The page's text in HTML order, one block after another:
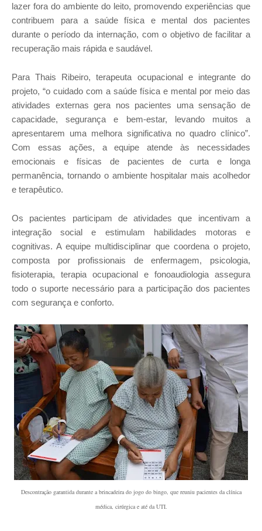
lazer fora do ambiente do leito, promovendo experiências que
contribuem para a saúde física e mental dos pacientes
durante o período da internação, com o objetivo de facilitar a
recuperação mais rápida e saudável.
Para Thais Ribeiro, terapeuta ocupacional e integrante do
projeto, “o cuidado com a saúde física e mental por meio das
atividades externas gera nos pacientes uma sensação de
capacidade, segurança e bem-estar, levando muitos a
apresentarem uma melhora significativa no quadro clínico”.
Com essas ações, a equipe atende às necessidades
emocionais e físicas de pacientes de curta e longa
permanência, tornando o ambiente hospitalar mais acolhedor
e terapêutico.
Os pacientes participam de atividades que incentivam a
integração social e estimulam habilidades motoras e
cognitivas. A equipe multidisciplinar que coordena o projeto,
composta por profissionais de enfermagem, psicologia,
fisioterapia, terapia ocupacional e fonoaudiologia assegura
todo o suporte necessário para a participação dos pacientes
com segurança e conforto.
Descontração garantida durante a brincadeira do jogo do bingo, que reuniu pacientes da clínica
médica, cirúrgica e até da UTI.